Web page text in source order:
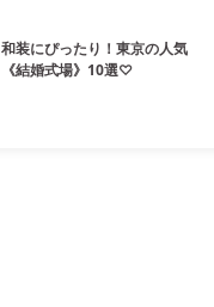
和装にぴったり！東京の人気
《結婚式場》10選♡